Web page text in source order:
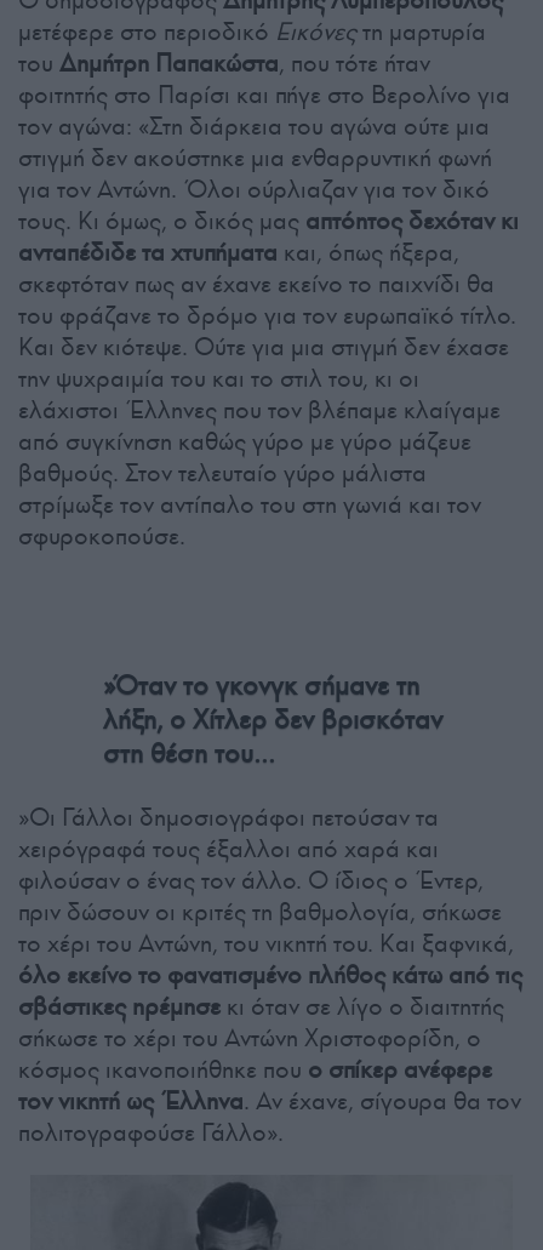
μετέφερε στο περιοδικό Εικόνεςτη μαρτυρία
του Δημήτρη Παπακώστα, που τότε ήταν
φοιτητής στο Παρίσι και πήγε στο Βερολίνο για
τον αγώνα: «Στη διάρκεια του αγώνα ούτε μια
στιγμή δεν ακούστηκε μια ενθαρρυντική φωνή
για τον Αντώνη. Όλοι ούρλιαζαν για τον δικό
τους. Κι όμως, ο δικός μας απτόητος δεχόταν κι
ανταπέδιδε τα χτυπήματα και, όπως ήξερα,
σκεφτόταν πως αν έχανε εκείνο το παιχνίδι θα
του φράζανε το δρόμο για τον ευρωπαϊκό τίτλο.
Και δεν κιότεψε. Ούτε για μια στιγμή δεν έχασε
την ψυχραιμία του και το στιλ του, κι οι
ελάχιστοι Έλληνες που τον βλέπαμε κλαίγαμε
από συγκίνηση καθώς γύρο με γύρο μάζευε
βαθμούς. Στον τελευταίο γύρο μάλιστα
στρίμωξε τον αντίπαλο του στη γωνιά και τον
σφυροκοπούσε.
»Όταν το γκονγκ σήμανε τη
λήξη, ο Χίτλερ δεν βρισκόταν
στη θέση του…
»Οι Γάλλοι δημοσιογράφοι πετούσαν τα
χειρόγραφά τους έξαλλοι από χαρά και
φιλούσαν ο ένας τον άλλο. Ο ίδιος ο Έντερ,
πριν δώσουν οι κριτές τη βαθμολογία, σήκωσε
το χέρι του Αντώνη, του νικητή του. Και ξαφνικά,
όλο εκείνο το φανατισμένο πλήθος κάτω από τις
σβάστικες ηρέμησε κι όταν σε λίγο ο διαιτητής
σήκωσε το χέρι του Αντώνη Χριστοφορίδη, ο
κόσμος ικανοποιήθηκε που ο σπίκερ ανέφερε
τον νικητή ως Έλληνα. Αν έχανε, σίγουρα θα τον
πολιτογραφούσε Γάλλο».